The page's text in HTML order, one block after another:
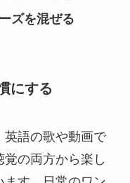
ズを混ぜる
にする
英語の歌や動画で
の両方から楽し